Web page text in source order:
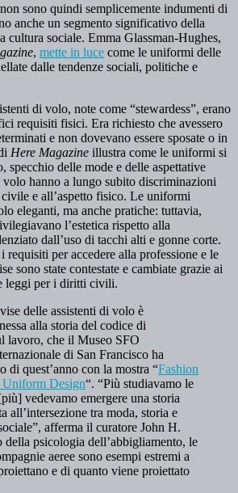
sono quindi semplicemente indumenti di
anche un segmento significativo della
cultura sociale. Emma Glassman-Hughes,
, mette in luce come le uniformi delle
dalle tendenze sociali, politiche e
di volo, note come “stewardess”, erano
requisiti fisici. Era richiesto che avessero
e non dovevano essere sposate o in
Here Magazine illustra come le uniformi si
specchio delle mode e delle aspettative
hanno a lungo subito discriminazioni
civile e all’aspetto fisico. Le uniformi
eleganti, ma anche pratiche: tuttavia,
l’estetica rispetto alla
dall’uso di tacchi alti e gonne corte.
requisiti per accedere alla professione e le
sono state contestate e cambiate grazie ai
leggi per i diritti civili.
delle assistenti di volo è
alla storia del codice di
lavoro, che il Museo SFO
di San Francisco ha
di quest’anno con la mostra “Fashion
Design“. “Più studiavamo le
vedevamo emergere una storia
all’intersezione tra moda, storia e
afferma il curatore John H.
psicologia dell’abbigliamento, le
aeree sono esempi estremi a
e di quanto viene proiettato